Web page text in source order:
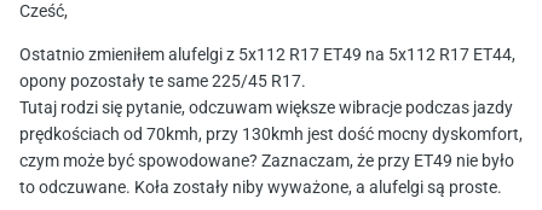
Cześć,
Ostatnio zmieniłem alufelgi z 5x112 R17 ET49 na 5x112 R17 ET44,
opony pozostały te same 225/45 R17.
Tutaj rodzi się pytanie, odczuwam większe wibracje podczas jazdy
prędkościach od 70kmh, przy 130kmh jest dość mocny dyskomfort,
czym może być spowodowane? Zaznaczam, że przy ET49 nie było
to odczuwane. Koła zostały niby wyważone, a alufelgi są proste.